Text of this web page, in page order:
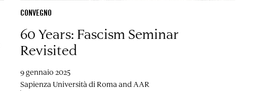
CONVEGNO
60 Years: Fascism Seminar
Revisited
9 gennaio 2025
Sapienza Università di Roma and AAR